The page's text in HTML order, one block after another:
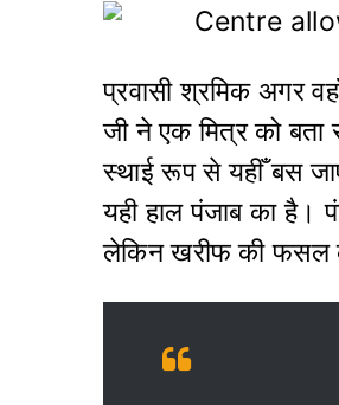
प्रवासी श्रमिक अगर
जी ने एक मित्र को बता
स्थाई रूप से यहीँ बस
यही हाल पंजाब का है।
लेकिन खरीफ की फसल के